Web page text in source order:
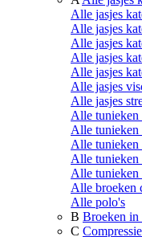
Alle jasjes
Alle jasjes
Alle jasjes
Alle jasjes
Alle jasjes
Alle jasjes
Alle jasjes
Alle
Alle tunieken
Alle tunieken
Alle tunieken
Alle tunieken
Alle broeken
Alle polo's
B Broeken in
C